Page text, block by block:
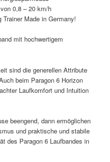
0,8 – 20 km/h
Made in Germany!
mit hochwertigem
sind die generellen Attribute
beim Paragon 6 Horizon
Laufkomfort und Intuition
beengend, dann ermöglichen
und praktische und stabile
des Paragon 6 Laufbandes in